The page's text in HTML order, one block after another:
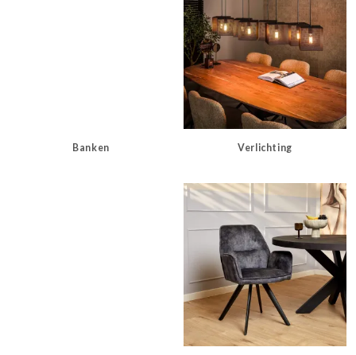
Banken Verlichting